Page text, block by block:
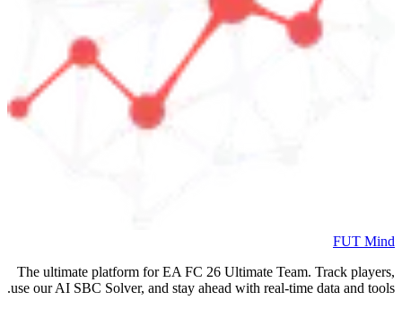
FUT Mind
The ultimate platform for EA FC 26 Ultimate Team. Track players,
use our AI SBC Solver, and stay ahead with real-time data and tools.